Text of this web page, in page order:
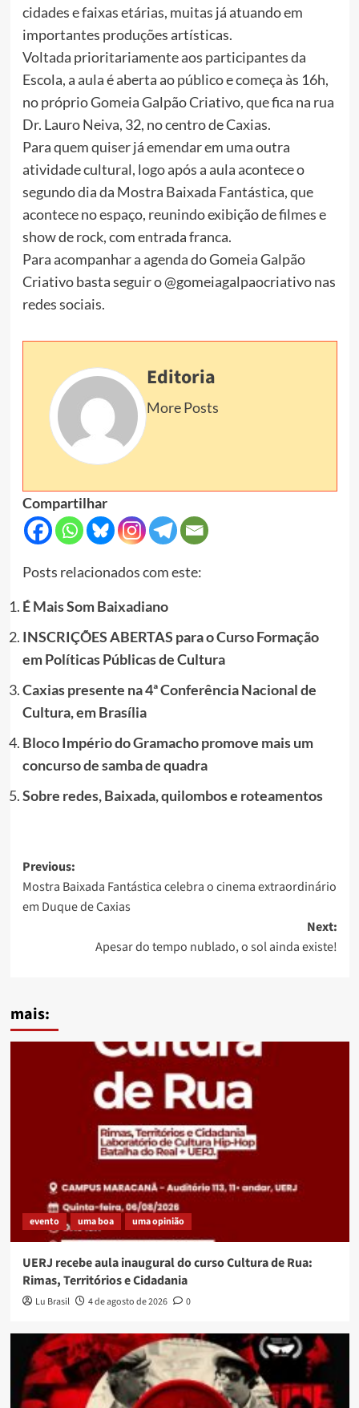
cidades e faixas etárias, muitas já atuando em
importantes produções artísticas.
Voltada prioritariamente aos participantes da
Escola, a aula é aberta ao público e começa às 16h,
no próprio Gomeia Galpão Criativo, que fica na rua
Dr. Lauro Neiva, 32, no centro de Caxias.
Para quem quiser já emendar em uma outra
atividade cultural, logo após a aula acontece o
segundo dia da Mostra Baixada Fantástica, que
acontece no espaço, reunindo exibição de filmes e
show de rock, com entrada franca.
Para acompanhar a agenda do Gomeia Galpão
Criativo basta seguir o @gomeiagalpaocriativo nas
redes sociais.
Editoria
More Posts
Compartilhar
Posts relacionados com este:
É Mais Som Baixadiano
INSCRIÇÕES ABERTAS para o Curso Formação
em Políticas Públicas de Cultura
Caxias presente na 4ª Conferência Nacional de
Cultura, em Brasília
Bloco Império do Gramacho promove mais um
concurso de samba de quadra
Sobre redes, Baixada, quilombos e roteamentos
Post
navigation
Previous:
Mostra Baixada Fantástica celebra o cinema extraordinário
em Duque de Caxias
Next:
Apesar do tempo nublado, o sol ainda existe!
mais:
evento uma boa uma opinião
UERJ recebe aula inaugural do curso Cultura de Rua:
Rimas, Territórios e Cidadania
Lu Brasil 4 de agosto de 2026 0